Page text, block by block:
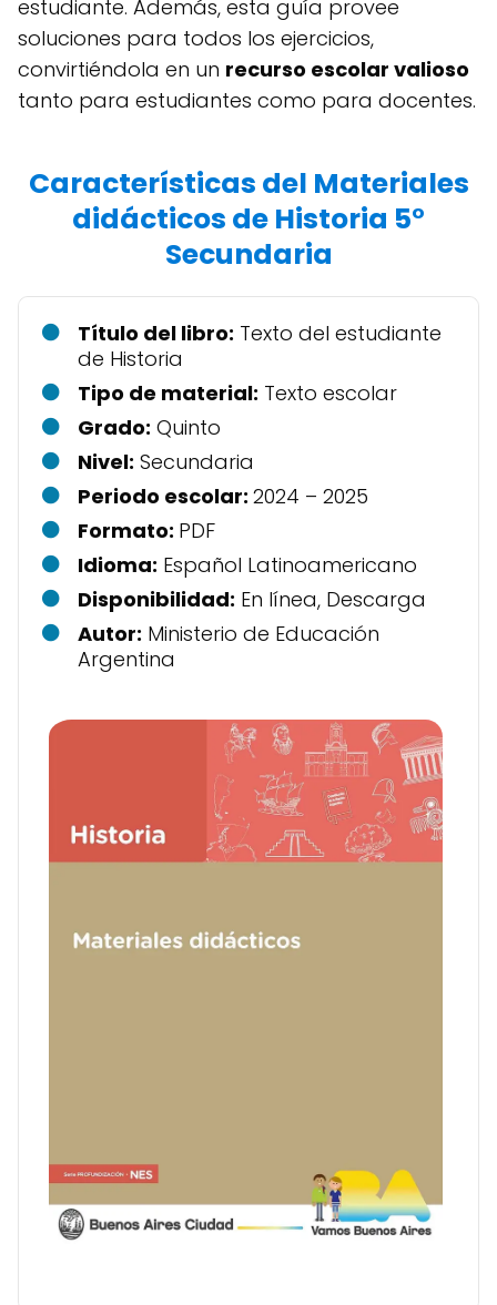
estudiante. Además, esta guía provee
soluciones para todos los ejercicios,
convirtiéndola en un recurso escolar valioso
tanto para estudiantes como para docentes.
Características del Materiales
didácticos de Historia 5°
Secundaria
Título del libro: Texto del estudiante
de Historia
Tipo de material: Texto escolar
Grado: Quinto
Nivel: Secundaria
Periodo escolar: 2024 – 2025
Formato: PDF
Idioma: Español Latinoamericano
Disponibilidad: En línea, Descarga
Autor: Ministerio de Educación
Argentina